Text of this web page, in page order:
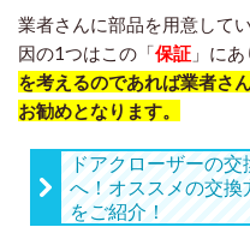
業者さんに部品を用意して
因の1つはこの「保証 」にあ
を考えるのであれば業者さ
お勧めとなります。
ドアクローザーの
へ！オススメの交
をご紹介！